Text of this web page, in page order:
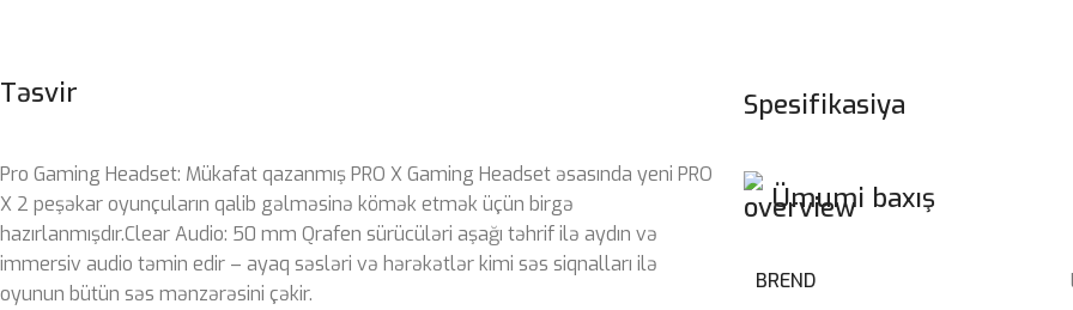
Təsvir
Pro Gaming Headset: Mükafat qazanmış PRO X Gaming Headset əsasında yeni PRO
X 2 peşəkar oyunçuların qalib gəlməsinə kömək etmək üçün birgə
hazırlanmışdır.Clear Audio: 50 mm Qrafen sürücüləri aşağı təhrif ilə aydın və
immersiv audio təmin edir – ayaq səsləri və hərəkətlər kimi səs siqnalları ilə
oyunun bütün səs mənzərəsini çəkir.
Spesifikasiya
Ümumi baxış
BREND